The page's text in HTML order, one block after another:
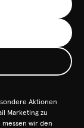
Aktionen
Marketing zu
wir den